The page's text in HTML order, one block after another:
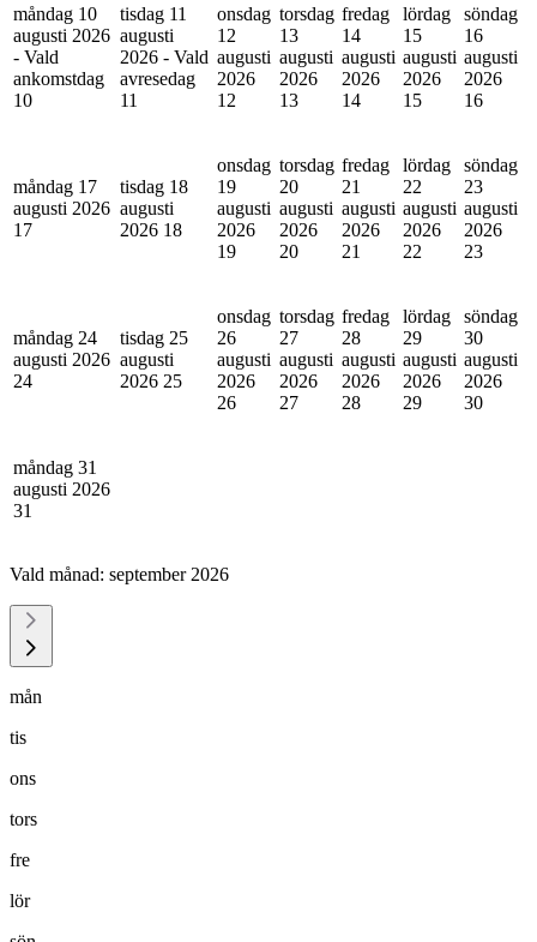
måndag 10
augusti 2026
- Vald
ankomstdag
10
tisdag 11
augusti
2026 - Vald
avresedag
11
onsdag
12
augusti
2026
12
torsdag
13
augusti
2026
13
fredag
14
augusti
2026
14
lördag
15
augusti
2026
15
söndag
16
augusti
2026
16
måndag 17
augusti 2026
17
tisdag 18
augusti
2026 18
onsdag
19
augusti
2026
19
torsdag
20
augusti
2026
20
fredag
21
augusti
2026
21
lördag
22
augusti
2026
22
söndag
23
augusti
2026
23
måndag 24
augusti 2026
24
tisdag 25
augusti
2026 25
onsdag
26
augusti
2026
26
torsdag
27
augusti
2026
27
fredag
28
augusti
2026
28
lördag
29
augusti
2026
29
söndag
30
augusti
2026
30
måndag 31
augusti 2026
31
Vald månad: september 2026
mån
tis
ons
tors
fre
lör